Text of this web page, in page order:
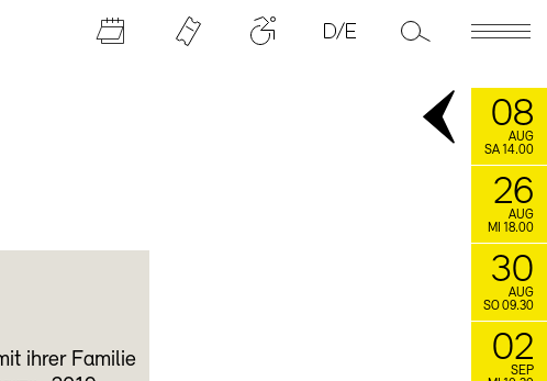
ihrer Familie
08
AUG
SA 14.00
26
AUG
MI 18.00
30
AUG
SO 09.30
02
SEP